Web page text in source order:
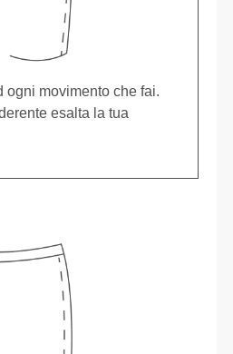
ogni movimento che fai.
esalta la tua